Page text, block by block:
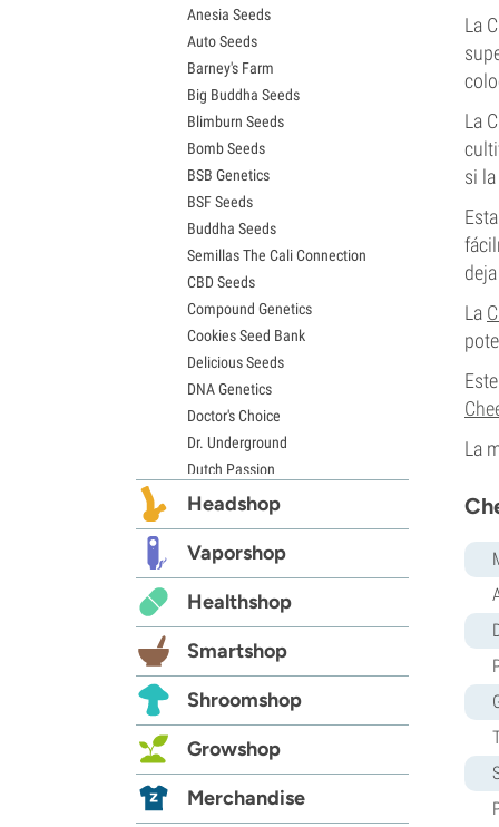
La
La
si
La
La
Semillas de Gelato
Semillas de Sour Diesel
Semillas de Jack Herer
Semillas de Girl Scout Cookies
Semillas de Wedding Cake
Semillas de Zkittlez
Semillas de Pineapple Express
Semillas de Chemdawg
Semillas de Hindu Kush
Semillas de Mimosa
Anesia Seeds
Auto Seeds
Barney's Farm
Big Buddha Seeds
Blimburn Seeds
Bomb Seeds
BSB Genetics
BSF Seeds
Buddha Seeds
Semillas The Cali Connection
CBD Seeds
Compound Genetics
Cookies Seed Bank
Delicious Seeds
DNA Genetics
Doctor's Choice
Dr. Underground
Dutch Passion
Elite Seeds
Exotic Seed
Expert Seeds
FastBuds
Female Seeds
French Touch Seeds
Garden of Green
GeneSeeds
G13 Labs
Grass-O-Matic
Headshop
Vaporshop
Healthshop
Smartshop
Shroomshop
Growshop
Merchandise